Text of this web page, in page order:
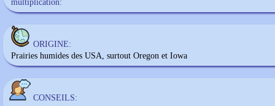
multiplication:
ORIGINE:
Prairies humides des USA, surtout Oregon et Iowa
CONSEILS: